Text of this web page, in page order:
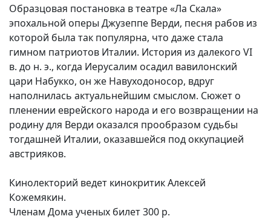
Образцовая постановка в театре «Ла Скала»
эпохальной оперы Джузеппе Верди, песня рабов из
которой была так популярна, что даже стала
гимном патриотов Италии. История из далекого VI
в. до н. э., когда Иерусалим осадил вавилонский
цари Набукко, он же Навуходоносор, вдруг
наполнилась актуальнейшим смыслом. Сюжет о
пленении еврейского народа и его возвращении на
родину для Верди оказался прообразом судьбы
тогдашней Италии, оказавшейся под оккупацией
австрияков.
Кинолекторий ведет кинокритик Алексей
Кожемякин.
Членам Дома ученых билет 300 р.